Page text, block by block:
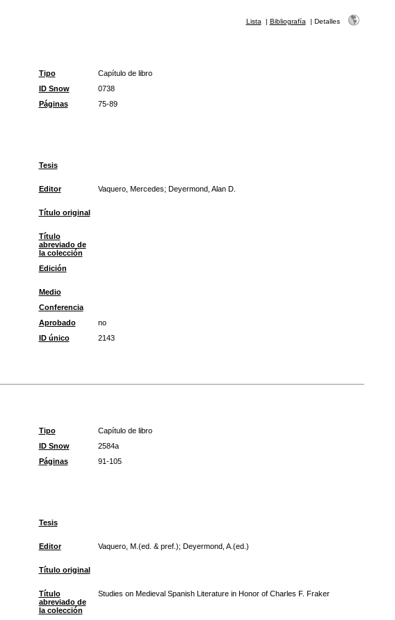
Lista | Bibliografía | Detalles
Tipo
Capítulo de libro
ID Snow
0738
Páginas
75-89
Tesis
Editor Vaquero, Mercedes; Deyermond, Alan D.
Título original
Título
abreviado de
la colección
Edición
Medio
Conferencia
Aprobado
no
ID único
2143
Tipo
Capítulo de libro
ID Snow
2584a
Páginas
91-105
Tesis
Editor Vaquero, M.(ed. & pref.); Deyermond, A.(ed.)
Título original
Título
abreviado de
la colección
Studies on Medieval Spanish Literature in Honor of Charles F. Fraker